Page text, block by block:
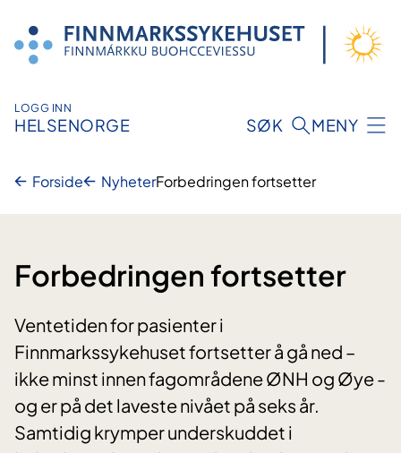
innhold
LOGG INN
HELSENORGE SØK MENY
Forside NyheterForbedringen fortsetter
Forbedringen fortsetter
Ventetiden for pasienter i
Finnmarkssykehuset fortsetter å gå ned –
ikke minst innen fagområdene ØNH og Øye -
og er på det laveste nivået på seks år.
Samtidig krymper underskuddet i